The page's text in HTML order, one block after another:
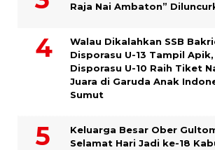
Raja Nai Ambaton”
Walau Dikalahkan SSB
Disporasu U-13 Tampil Apik,
Disporasu U-10 Raih Tiket
Juara di Garuda Anak
Sumut
Keluarga Besar Ober
Selamat Hari Jadi ke-18